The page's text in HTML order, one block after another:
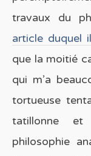
travaux du
article duquel
que la moitié
qui m’a
tortueuse
tatillonne
philosophie